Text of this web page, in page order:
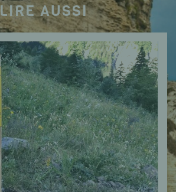
LIRE AUSSI